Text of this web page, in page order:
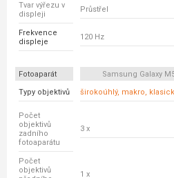
Tvar výřezu v
displeji
Průstřel
Frekvence
displeje
120 Hz
Fotoaparát Samsung Galaxy
Typy objektivů
širokoúhlý, makro,
Počet
objektivů
zadního
fotoaparátu
3 x
Počet
objektivů
1 x